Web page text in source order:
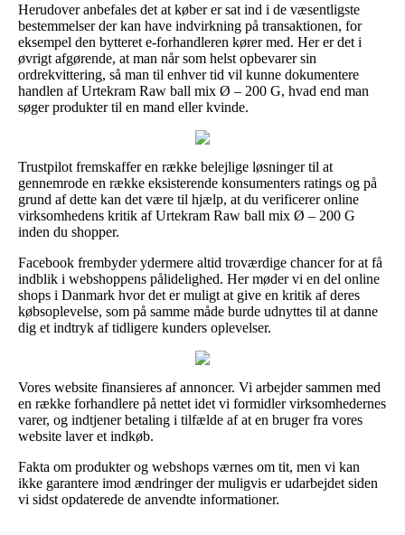
Herudover anbefales det at køber er sat ind i de væsentligste
bestemmelser der kan have indvirkning på transaktionen, for
eksempel den bytteret e-forhandleren kører med. Her er det i
øvrigt afgørende, at man når som helst opbevarer sin
ordrekvittering, så man til enhver tid vil kunne dokumentere
handlen af Urtekram Raw ball mix Ø – 200 G, hvad end man
søger produkter til en mand eller kvinde.
Trustpilot fremskaffer en række belejlige løsninger til at
gennemrode en række eksisterende konsumenters ratings og på
grund af dette kan det være til hjælp, at du verificerer online
virksomhedens kritik af Urtekram Raw ball mix Ø – 200 G
inden du shopper.
Facebook frembyder ydermere altid troværdige chancer for at få
indblik i webshoppens pålidelighed. Her møder vi en del online
shops i Danmark hvor det er muligt at give en kritik af deres
købsoplevelse, som på samme måde burde udnyttes til at danne
dig et indtryk af tidligere kunders oplevelser.
Vores website finansieres af annoncer. Vi arbejder sammen med
en række forhandlere på nettet idet vi formidler virksomhedernes
varer, og indtjener betaling i tilfælde af at en bruger fra vores
website laver et indkøb.
Fakta om produkter og webshops værnes om tit, men vi kan
ikke garantere imod ændringer der muligvis er udarbejdet siden
vi sidst opdaterede de anvendte informationer.